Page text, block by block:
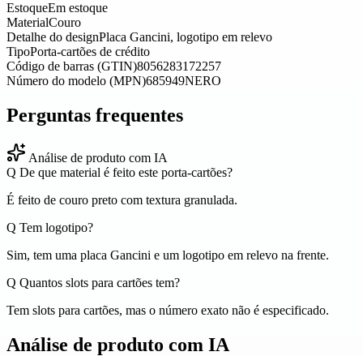
EstoqueEm estoque
MaterialCouro
Detalhe do designPlaca Gancini, logotipo em relevo
TipoPorta-cartões de crédito
Código de barras (GTIN)8056283172257
Número do modelo (MPN)685949NERO
Perguntas frequentes
Análise de produto com IA
Q De que material é feito este porta-cartões?
É feito de couro preto com textura granulada.
Q Tem logotipo?
Sim, tem uma placa Gancini e um logotipo em relevo na frente.
Q Quantos slots para cartões tem?
Tem slots para cartões, mas o número exato não é especificado.
Análise de produto com IA